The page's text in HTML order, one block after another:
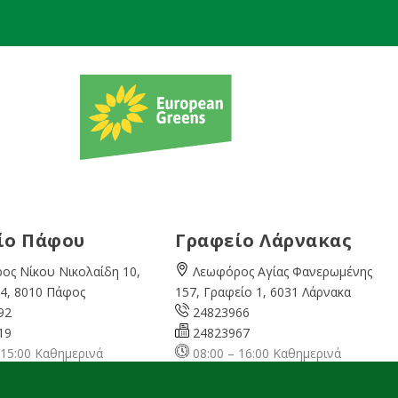
Πάφου
Νίκου Νικολαίδη 10,
8010 Πάφος
Καθημερινά
Γραφείο Λάρνακας
Λεωφόρος Αγίας Φανερωμένης
157, Γραφείο 1, 6031 Λάρνακα
24823966
24823967
08:00 – 16:00 Καθημερινά